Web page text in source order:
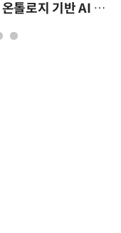
모든 업무 담당자(비개발자)를 위한 온톨로지 기반 AI 지식체계 설계 1-day 워크숍